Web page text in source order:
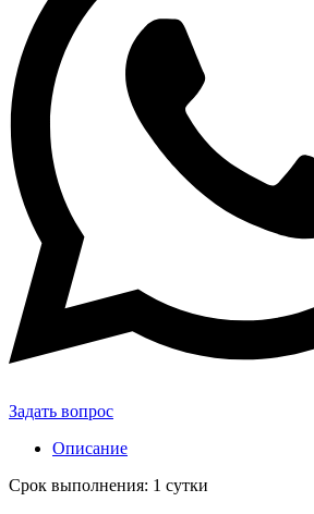
Задать вопрос
Описание
Срок выполнения: 1 сутки